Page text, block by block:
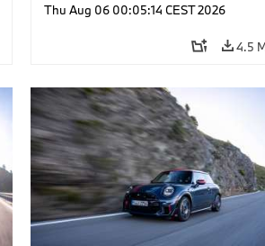
Optional Extras, Accessories
Thu Aug 06 00:05:14 CEST 2026
4.5